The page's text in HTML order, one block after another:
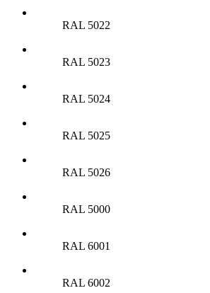
RAL 5022
RAL 5023
RAL 5024
RAL 5025
RAL 5026
RAL 5000
RAL 6001
RAL 6002